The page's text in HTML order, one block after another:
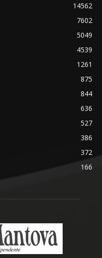
14562
7602
5049
4539
1261
875
844
636
527
386
372
166